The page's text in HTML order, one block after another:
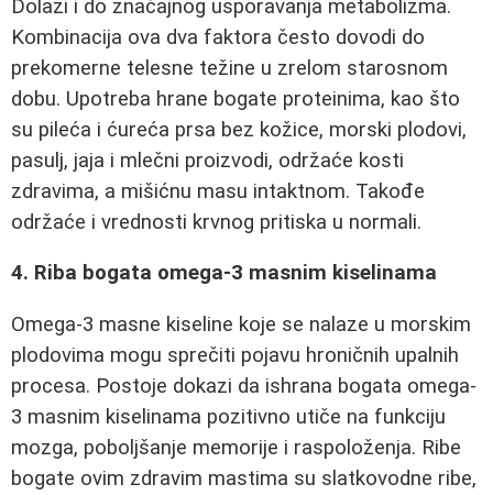
Dolazi i do značajnog usporavanja metabolizma.
Kombinacija ova dva faktora često dovodi do
prekomerne telesne težine u zrelom starosnom
dobu. Upotreba hrane bogate proteinima, kao što
su pileća i ćureća prsa bez kožice, morski plodovi,
pasulj, jaja i mlečni proizvodi, održaće kosti
zdravima, a mišićnu masu intaktnom. Takođe
održaće i vrednosti krvnog pritiska u normali.
4. Riba bogata omega-3 masnim kiselinama
Omega-3 masne kiseline koje se nalaze u morskim
plodovima mogu sprečiti pojavu hroničnih upalnih
procesa. Postoje dokazi da ishrana bogata omega-
3 masnim kiselinama pozitivno utiče na funkciju
mozga, poboljšanje memorije i raspoloženja. Ribe
bogate ovim zdravim mastima su slatkovodne ribe,